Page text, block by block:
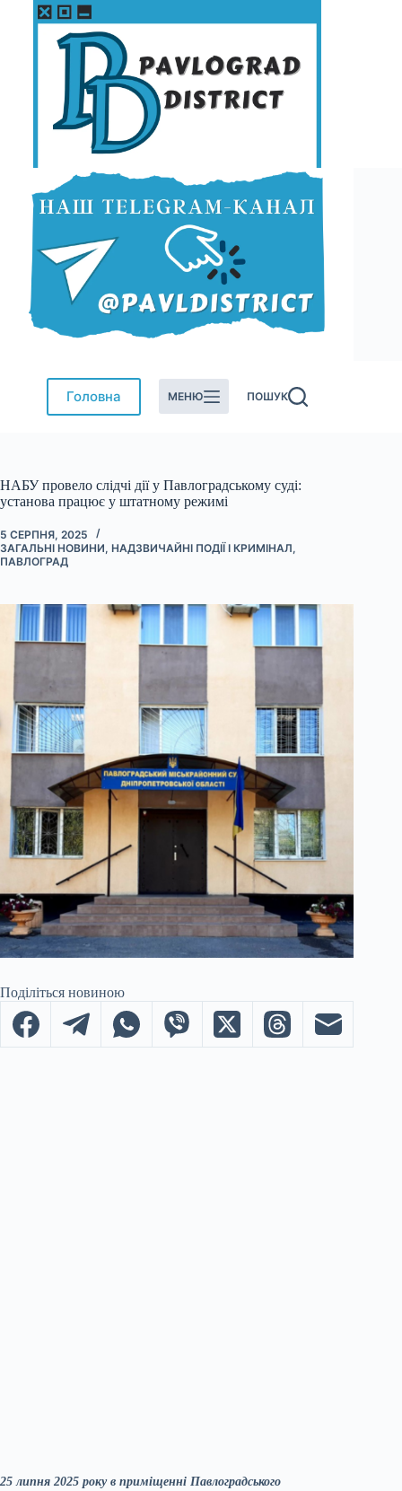
Перейти
Головна МЕНЮ ПОШУК
НАБУ провело слідчі дії у Павлоградському суді:
установа працює у штатному режимі
5 СЕРПНЯ, 2025
ЗАГАЛЬНІ НОВИНИ, НАДЗВИЧАЙНІ ПОДІЇ І КРИМІНАЛ,
ПАВЛОГРАД
Поділіться новиною
25 липня 2025 року в приміщенні Павлоградського